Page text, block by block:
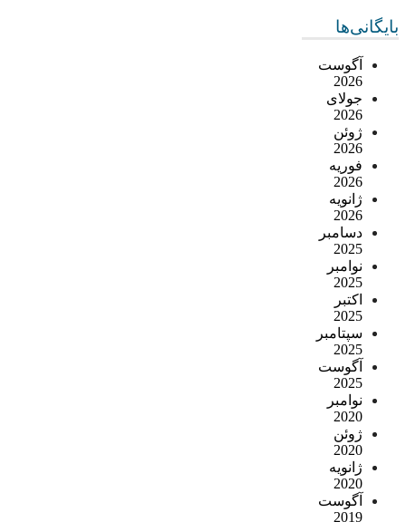
بایگانی‌ها
آگوست
2026
جولای
2026
ژوئن
2026
فوریه
2026
ژانویه
2026
دسامبر
2025
نوامبر
2025
اکتبر
2025
سپتامبر
2025
آگوست
2025
نوامبر
2020
ژوئن
2020
ژانویه
2020
آگوست
2019